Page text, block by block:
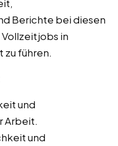
Berichte bei diesen
in
führen.
und
Arbeit.
und